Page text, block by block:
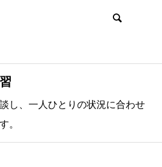
し、一人ひとりの状況に合わせ
。